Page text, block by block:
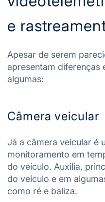
e
Apesar de serem
apresentam diferenças
algumas:
Câmera veicular
Já a câmera veicular é
monitoramento em
do veículo. Auxilia,
do veículo e em
como ré e baliza.